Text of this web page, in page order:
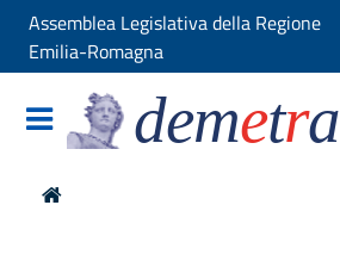
Assemblea Legislativa della Regione
Emilia-Romagna
demetra